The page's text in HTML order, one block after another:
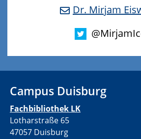
Dr. Mirjam
Campus Duisburg
Fachbibliothek LK
Lotharstraße 65
47057 Duisburg